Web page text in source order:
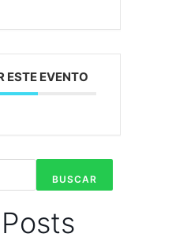
ESTE EVENTO
BUSCAR